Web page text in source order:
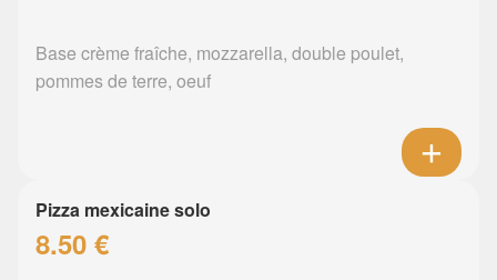
Base crème fraîche, mozzarella, double poulet,
pommes de terre, oeuf
Pizza mexicaine solo
8.50 €